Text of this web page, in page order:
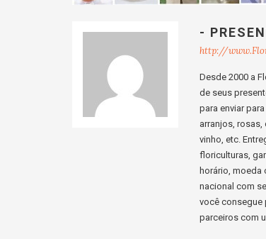
-
http://
Desde 2000 a
de seus
para enviar
arranjos,
vinho, etc.
floriculturas,
horário, moeda
nacional com
você consegue
parceiros com